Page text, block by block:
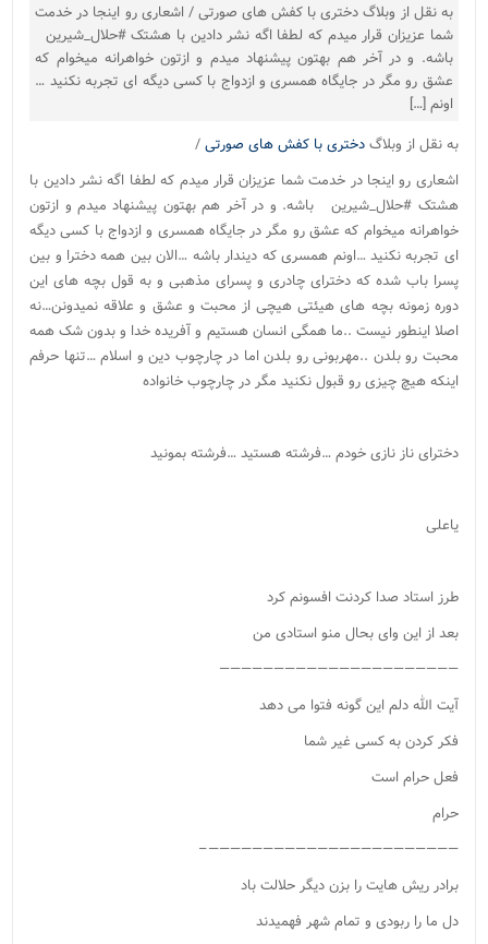
به نقل از وبلاگ دختری با کفش های صورتی / اشعاری رو اینجا در خدمت
شما عزیزان قرار میدم که لطفا اگه نشر دادین با هشتک #حلال_شیرین
باشه. و در آخر هم بهتون پیشنهاد میدم و ازتون خواهرانه میخوام که
عشق رو مگر در جایگاه همسری و ازدواج با کسی دیگه ای تجربه نکنید …
اونم […]
به نقل از وبلاگدختری با کفش های صورتی/
اشعاری رو اینجا در خدمت شما عزیزان قرار میدم که لطفا اگه نشر دادین با
هشتک #حلال_شیرین باشه. و در آخر هم بهتون پیشنهاد میدم و ازتون
خواهرانه میخوام که عشق رو مگر در جایگاه همسری و ازدواج با کسی دیگه
ای تجربه نکنید …اونم همسری که دیندار باشه …الان بین همه دخترا و بین
پسرا باب شده که دخترای چادری و پسرای مذهبی و به قول بچه های این
دوره زمونه بچه های هیئتی هیچی از محبت و عشق و علاقه نمیدونن…نه
اصلا اینطور نیست ..ما همگی انسان هستیم و آفریده خدا و بدون شک همه
محبت رو بلدن ..مهربونی رو بلدن اما در چارچوب دین و اسلام …تنها حرفم
اینکه هیچ چیزی رو قبول نکنید مگر در چارچوب خانواده
دخترای ناز نازی خودم …فرشته هستید …فرشته بمونید
یاعلی
طرز استاد صدا کردنت افسونم کرد
بعد از این وای بحال منو استادی من
——————————————————————
آیت الله دلم این گونه فتوا می دهد
فکر کردن به کسی غیر شما
فعل حرام است
حرام
———————————————————————–
برادر ریش هایت را بزن دیگر حلالت باد
دل ما را ربودی و تمام شهر فهمیدند